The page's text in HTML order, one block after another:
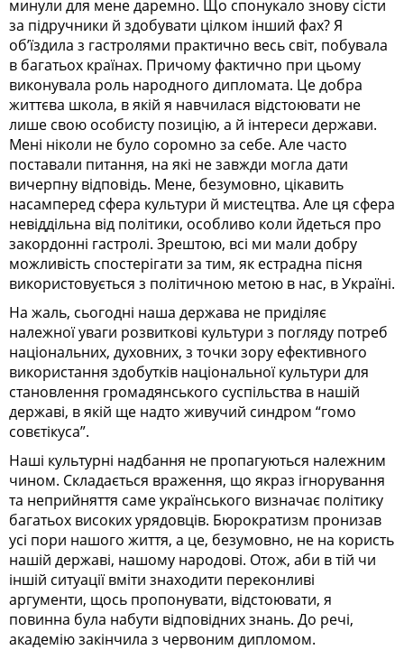
минули для мене даремно. Що спонукало знову сісти
за підручники й здобувати цілком інший фах? Я
об’їздила з гастролями практично весь світ, побувала
в багатьох країнах. Причому фактично при цьому
виконувала роль народного дипломата. Це добра
життєва школа, в якій я навчилася відстоювати не
лише свою особисту позицію, а й інтереси держави.
Мені ніколи не було соромно за себе. Але часто
поставали питання, на які не завжди могла дати
вичерпну відповідь. Мене, безумовно, цікавить
насамперед сфера культури й мистецтва. Але ця сфера
невіддільна від політики, особливо коли йдеться про
закордонні гастролі. Зрештою, всі ми мали добру
можливість спостерігати за тим, як естрадна пісня
використовується з політичною метою в нас, в Україні.
На жаль, сьогодні наша держава не приділяє
належної уваги розвиткові культури з погляду потреб
національних, духовних, з точки зору ефективного
використання здобутків національної культури для
становлення громадянського суспільства в нашій
державі, в якій ще надто живучий синдром “гомо
совєтікуса”.
Наші культурні надбання не пропагуються належним
чином. Складається враження, що якраз ігнорування
та неприйняття саме українського визначає політику
багатьох високих урядовців. Бюрократизм пронизав
усі пори нашого життя, а це, безумовно, не на користь
нашій державі, нашому народові. Отож, аби в тій чи
іншій ситуації вміти знаходити переконливі
аргументи, щось пропонувати, відстоювати, я
повинна була набути відповідних знань. До речі,
академію закінчила з червоним дипломом.